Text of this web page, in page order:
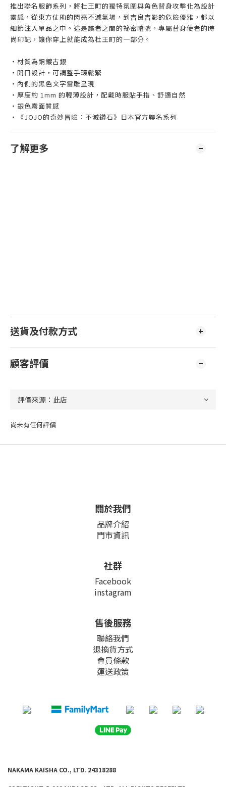
推出聯名服飾系列，將杜王町的獨特氛圍與角色替身攻擊化為設計
靈感，從東方仗助的閃亮不滅氣場，到吉良吉影的危險優雅，都以
細節注入單品之中。這是讀者之間的祕密暗號，專屬替身使者的時
尚印記，讓你穿上就能成為杜王町的一部分。
・材質為銅鍍古銀
・開口設計，可調整手環鬆緊
・內側的黑色文字雷雕呈現
・厚度約 1mm 的輕薄設計，配戴時服貼手指、舒適自然
・銀色霧面質感
・《JOJO的奇妙冒險： 不滅鑽石》日本官方聯名系列
了解更多
送貨及付款方式
顧客評價
尚未有任何評價
關於我們
品牌介紹
門市資訊
社群
Facebook
instagram
售後服務
聯絡我們
退換貨方式
會員條款
運送政策
NAKAMA KAISHA CO., LTD. 24318288